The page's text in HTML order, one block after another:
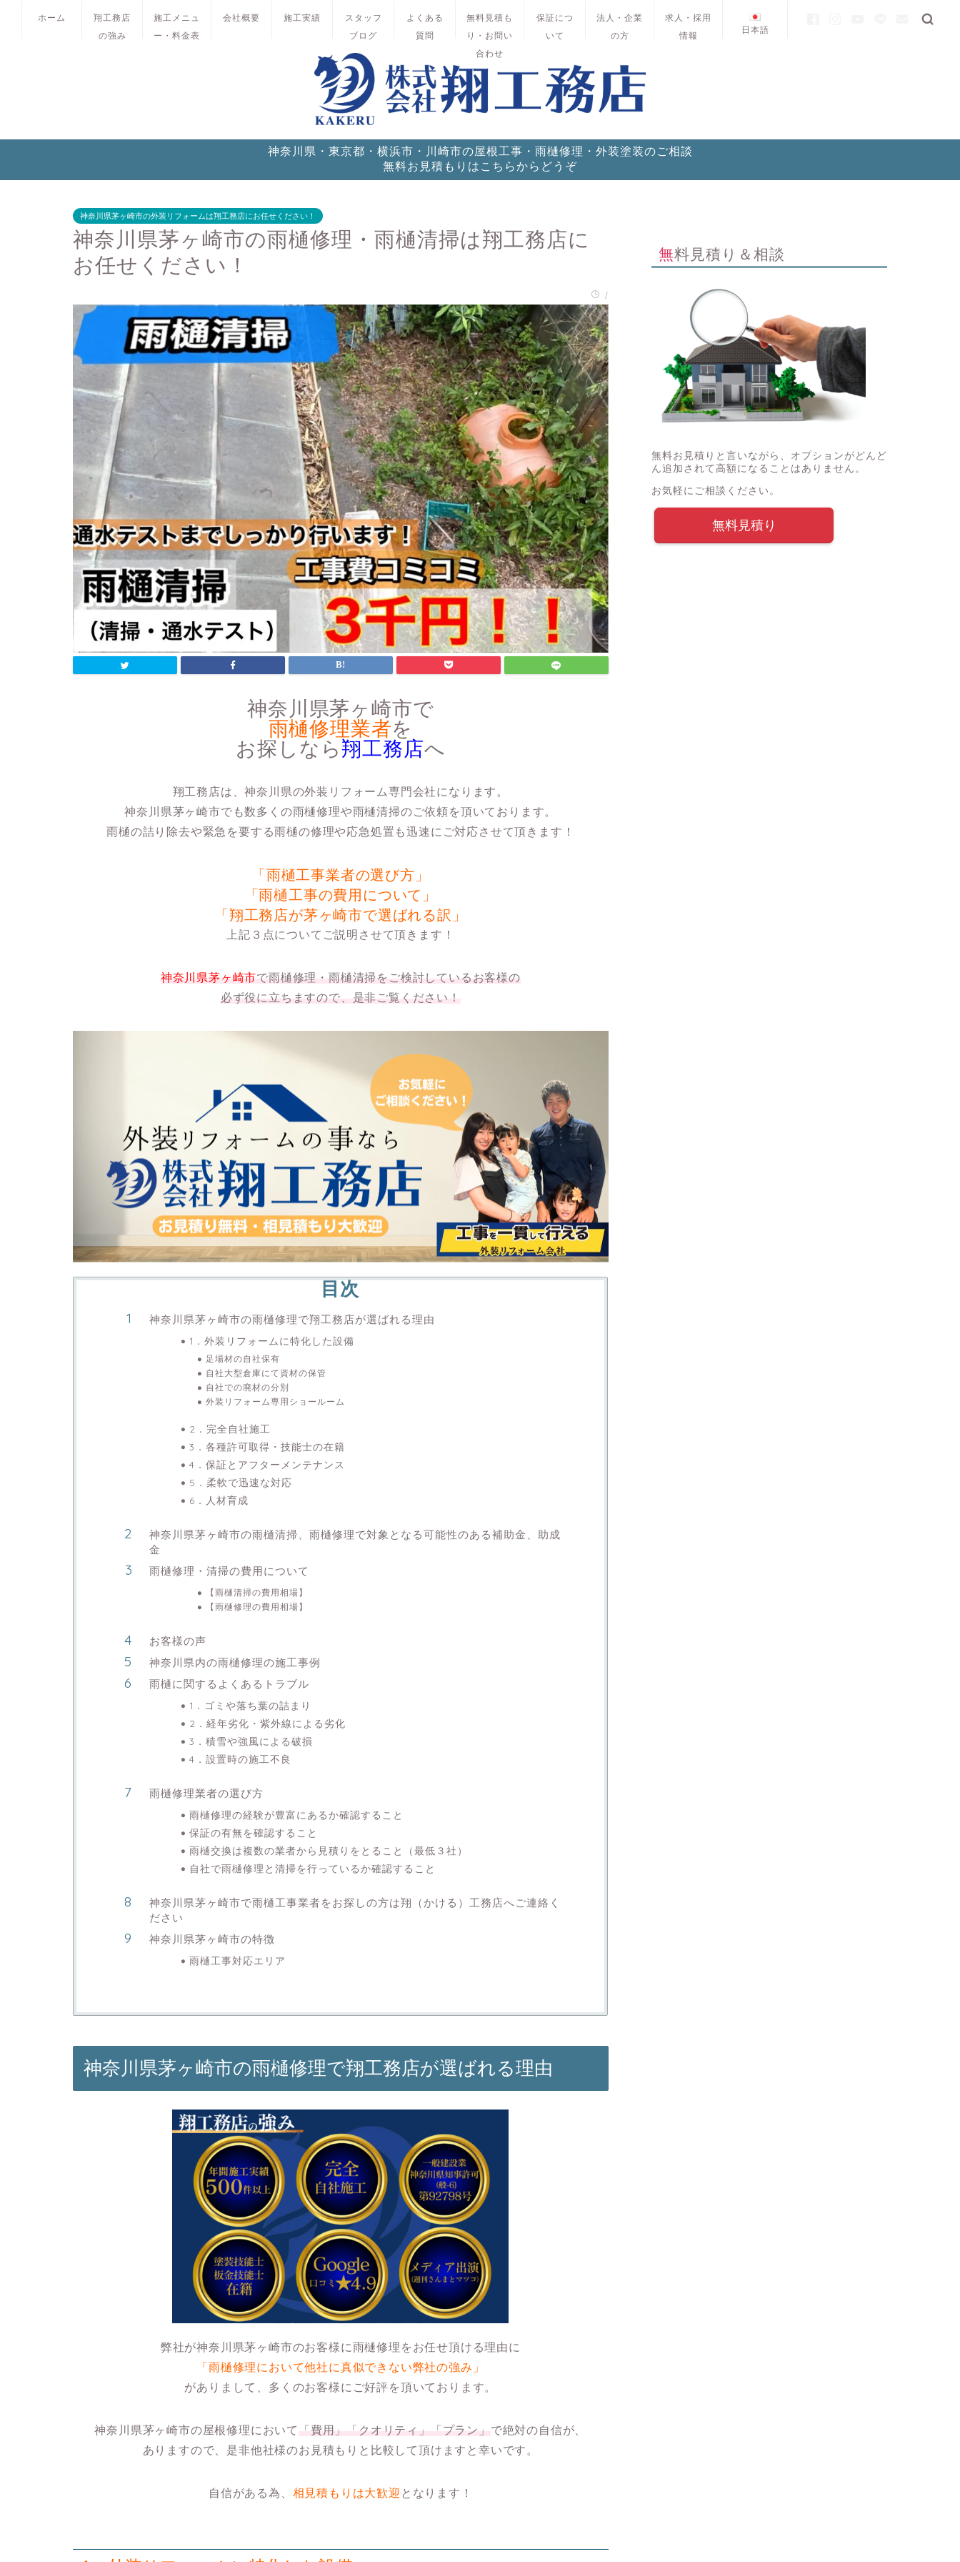
ホーム
翔工務店
の強み
施工メニュ
ー・料金表
会社概要 施工実績
スタッフ
ブログ
よくある
質問
無料見積も
り・お問い
合わせ
保証につ
いて
法人・企業
の方
求人・採用
情報
日本語
神奈川県・東京都・横浜市・川崎市の屋根工事・雨樋修理・外装塗装のご相談
無料お見積もりはこちらからどうぞ
神奈川県茅ヶ崎市の外装リフォームは翔工務店にお任せください！
神奈川県茅ヶ崎市の雨樋修理・雨樋清掃は翔工務店に
お任せください！
/
神奈川県茅ヶ崎市で
雨樋修理業者を
お探しなら翔工務店へ
翔工務店は、神奈川県の外装リフォーム専門会社になります。
神奈川県茅ヶ崎市でも数多くの雨樋修理や雨樋清掃のご依頼を頂いております。
雨樋の詰り除去や緊急を要する雨樋の修理や応急処置も迅速にご対応させて頂きます！
「雨樋工事業者の選び方」
「雨樋工事の費用について」
「翔工務店が茅ヶ崎市で選ばれる訳」
上記３点についてご説明させて頂きます！
神奈川県茅ヶ崎市で雨樋修理・雨樋清掃をご検討しているお客様の
必ず役に立ちますので、是非ご覧ください！
目次
神奈川県茅ヶ崎市の雨樋修理で翔工務店が選ばれる理由
1．外装リフォームに特化した設備
足場材の自社保有
自社大型倉庫にて資材の保管
自社での廃材の分別
外装リフォーム専用ショールーム
2．完全自社施工
3．各種許可取得・技能士の在籍
4．保証とアフターメンテナンス
5．柔軟で迅速な対応
6．人材育成
神奈川県茅ヶ崎市の雨樋清掃、雨樋修理で対象となる可能性のある補助金、助成
金
雨樋修理・清掃の費用について
【雨樋清掃の費用相場】
【雨樋修理の費用相場】
お客様の声
神奈川県内の雨樋修理の施工事例
雨樋に関するよくあるトラブル
1．ゴミや落ち葉の詰まり
2．経年劣化・紫外線による劣化
3．積雪や強風による破損
4．設置時の施工不良
雨樋修理業者の選び方
雨樋修理の経験が豊富にあるか確認すること
保証の有無を確認すること
雨樋交換は複数の業者から見積りをとること（最低３社）
自社で雨樋修理と清掃を行っているか確認すること
神奈川県茅ヶ崎市で雨樋工事業者をお探しの方は翔（かける）工務店へご連絡く
ださい
神奈川県茅ヶ崎市の特徴
雨樋工事対応エリア
神奈川県茅ヶ崎市の雨樋修理で翔工務店が選ばれる理由
弊社が神奈川県茅ヶ崎市のお客様に雨樋修理をお任せ頂ける理由に
「雨樋修理において他社に真似できない弊社の強み」
がありまして、多くのお客様にご好評を頂いております。
神奈川県茅ヶ崎市の屋根修理において 「費用」「クオリティ」「プラン」 で絶対の自信が、
ありますので、是非他社様のお見積もりと比較して頂けますと幸いです。
自信がある為、 相見積もりは大歓迎 となります！
無料見積り＆相談
無料お見積りと言いながら、オプションがどんど
ん追加されて高額になることはありません。
お気軽にご相談ください。
無料見積り